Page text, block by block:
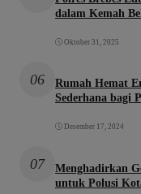
dalam Kemah
Oktober 31, 2025
06
Rumah Hemat
Sederhana bagi
Desember 17, 2024
07
Menghadirkan
untuk Polusi